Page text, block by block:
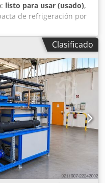
listo para usar (usado),
de refrigeración por
y evaporador
diseño split,
del compresor:
0,7°C, capacidad
de bulbo húmedo:
35°C,
de trabajo alta/baja: 23
de electrólisis,
portador de frío:
54 m³/h, pérdida de
cantidad de
20 l, compresor:
L/A/H: aprox. 4300
6500 kg.
de inspección in
Clasificado